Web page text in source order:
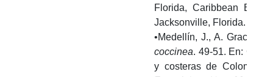
Florida, Caribbean
Jacksonville, Florida. USA.
•Medellín, J., A. Gracia,
coccinea. 49-51. En: Guía
y costeras de Colombia.